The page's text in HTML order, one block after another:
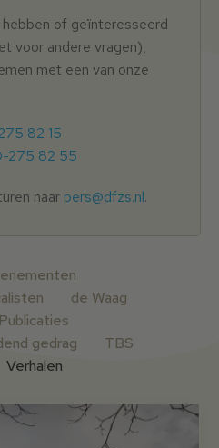
of geïnteresseerd
voor andere vragen),
met een van onze
82 15
275 82 55
naar pers@dfzs.nl.
de Waag
Publicaties
gedrag
TBS
Verhalen